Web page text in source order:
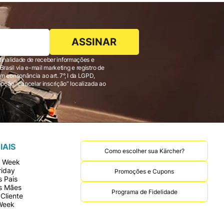
ASSINAR
de receber informações e
ao art. 7°, I da LGPD,
Pais
Mães
Como escolher sua Kärcher?
Promoções e Cupons
Programa de Fidelidade